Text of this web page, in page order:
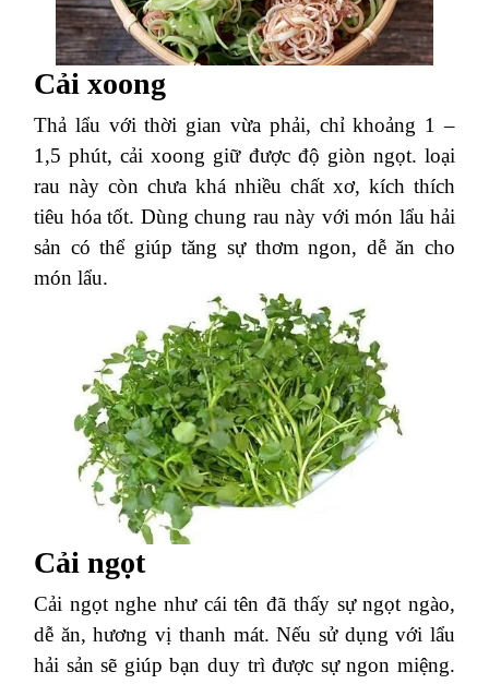
Cải xoong
Thả lẩu với thời gian vừa phải, chỉ khoảng 1 –
1,5 phút, cải xoong giữ được độ giòn ngọt. loại
rau này còn chưa khá nhiều chất xơ, kích thích
tiêu hóa tốt. Dùng chung rau này với món lẩu hải
sản có thể giúp tăng sự thơm ngon, dễ ăn cho
món lẩu.
Cải ngọt
Cải ngọt nghe như cái tên đã thấy sự ngọt ngào,
dễ ăn, hương vị thanh mát. Nếu sử dụng với lẩu
hải sản sẽ giúp bạn duy trì được sự ngon miệng.